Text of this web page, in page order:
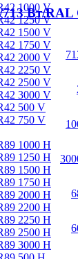
1000 V
1250 V
1500 V
1750 V
2000 V
2250 V
2500 V
3000 V
500 V
750 V
1000 H
1250 H
1500 H
1750 H
2000 H
2200 H
2250 H
2500 H
3000 H
Вт/RAL